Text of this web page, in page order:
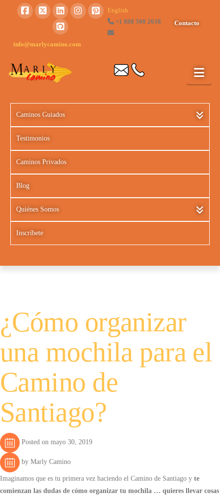
English
Contacto
+1 888 508 2638
info@marlycamino.com
Caminos Guiados
Testimonios
Caminos Privados
Blog
Quiénes Somos
Inscríbete
¿Cómo organizar
una mochila para el
Camino de
Santiago?
Posted on mayo 30, 2019
by Marly Camino
Imaginamos que es tu primera vez haciendo el Camino de Santiago y te
comienzan las dudas de cómo organizar tu mochila … quieres llevar cosas